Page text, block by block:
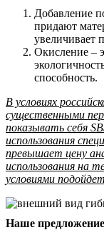
Добавление
придают
увеличивает
Окисление –
способность.
В условиях
существенными
показывать себя
использования
превышает цену
использования на
условиями
Наше предложение